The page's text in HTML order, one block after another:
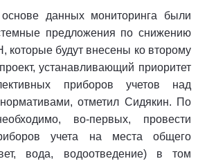
данных мониторинга были
предложения по снижению
которые будут внесены ко второму
устанавливающий приоритет
приборов учетов над
отметил Сидякин. По
во-первых, провести
учета на места общего
вода, водоотведение) в том